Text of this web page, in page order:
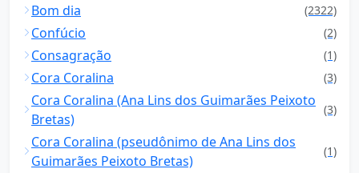
Bom dia (2322)
Confúcio (2)
Consagração (1)
Cora Coralina (3)
Cora Coralina (Ana Lins dos Guimarães Peixoto
Bretas)
(3)
Cora Coralina (pseudônimo de Ana Lins dos
Guimarães Peixoto Bretas)
(1)